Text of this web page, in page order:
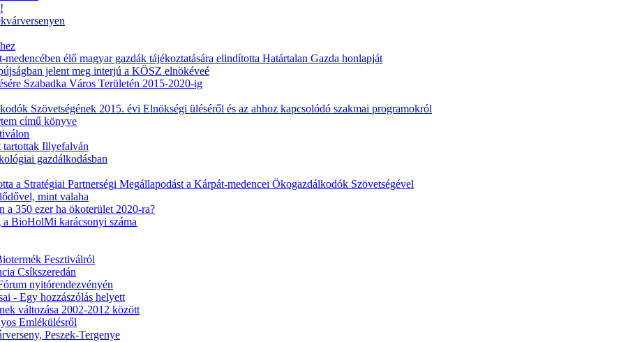
élő magyar gazdák tájékoztatására elindította Határtalan Gazda honlapját
jelent meg interjú a KÖSZ elnökéveé
Szabadka Város Területén 2015-2020-ig
Szövetségének 2015. évi Elnökségi üléséről és az ahhoz kapcsolódó szakmai programokról
című könyve
tartottak Illyefalván
gazdálkodásban
a Stratégiai Partnerségi Megállapodást a Kárpát-medencei Ökogazdálkodók Szövetségével
mint valaha
a 350 ezer ha ökoterület 2020-ra?
a BioHolMi karácsonyi száma
Fesztiválról
Csíkszeredán
nyitórendezvényén
- Egy hozzászólás helyett
változása 2002-2012 között
Emlékülésről
Peszek-Tergenye